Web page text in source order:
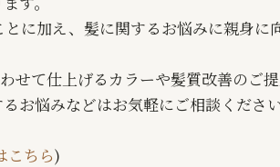
に加え、髪に関するお悩みに親身に
せて仕上げるカラーや髪質改善のご提
お悩みなどはお気軽にご相談ください
こちら)